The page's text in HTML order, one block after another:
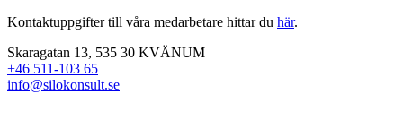
Kontaktuppgifter till våra medarbetare hittar du här.
Skaragatan 13, 535 30 KVÄNUM
+46 511-103 65
info@silokonsult.se